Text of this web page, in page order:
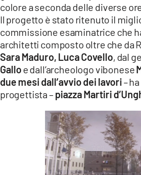
colore a seconda delle diverse
Il progetto è stato ritenuto il
commissione esaminatrice che
architetti composto oltre che da
Sara Maduro, Luca Covello, dal
Galloe dall’archeologo vibonese
due mesi dall’avvio dei lavori–
progettista –piazza Martiri